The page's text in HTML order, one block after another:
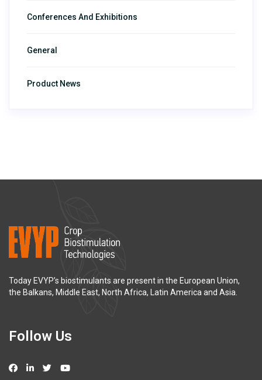
Conferences And Exhibitions
General
Product News
Today EVYP’s biostimulants are present in the European Union,
the Balkans, Middle East, North Africa, Latin America and Asia.
Follow Us